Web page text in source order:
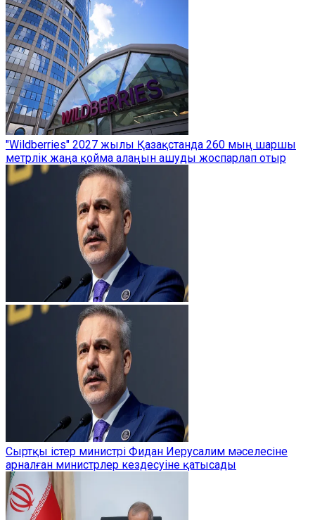
"Wildberries" 2027 жылы Қазақстанда 260 мың шаршы
метрлік жаңа қойма алаңын ашуды жоспарлап отыр
Сыртқы істер министрі Фидан Иерусалим мәселесіне
арналған министрлер кездесуіне қатысады